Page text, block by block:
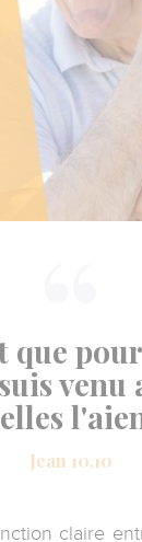
que
venu
Jean 10.10
claire